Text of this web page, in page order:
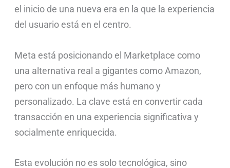
el inicio de una nueva era en la que la experiencia
del usuario está en el centro.
Meta está posicionando el Marketplace como
una alternativa real a gigantes como Amazon,
pero con un enfoque más humano y
personalizado. La clave está en convertir cada
transacción en una experiencia significativa y
socialmente enriquecida.
Esta evolución no es solo tecnológica, sino